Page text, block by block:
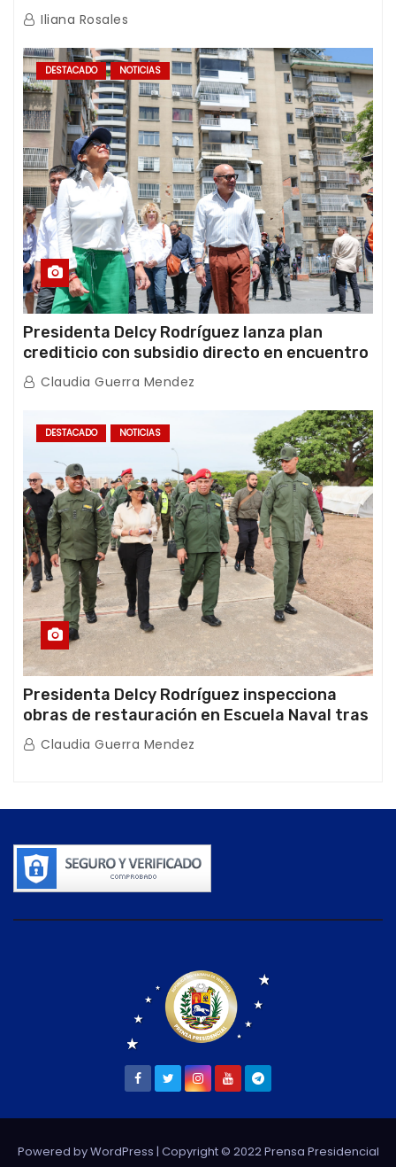
de los Abuelos “La Primavera” en Caracas
Iliana Rosales
DESTACADO NOTICIAS
Presidenta Delcy Rodríguez lanza plan
crediticio con subsidio directo en encuentro
con Juntas de Condominio
Claudia Guerra Mendez
DESTACADO NOTICIAS
Presidenta Delcy Rodríguez inspecciona
obras de restauración en Escuela Naval tras
afectaciones sísmicas en La Guaira
Claudia Guerra Mendez
Powered by WordPress | Copyright © 2022 Prensa Presidencial